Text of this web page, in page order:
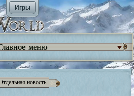
Игры
меню
новость